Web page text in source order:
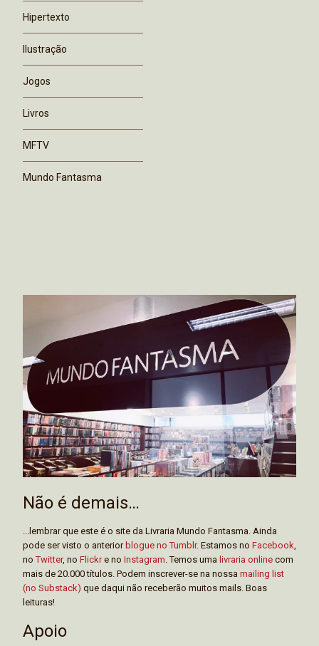
Hipertexto
Ilustração
Jogos
Livros
MFTV
Mundo Fantasma
Não é demais…
...lembrar que este é o site da Livraria Mundo Fantasma. Ainda
pode ser visto o anteriorblogue no Tumblr. Estamos no Facebook
noTwitter, no Flickre no Instagram . Temos uma livraria online com
mais de 20.000 títulos. Podem inscrever-se na nossa mailing list
(no Substack) que daqui não receberão muitos mails. Boas
leituras!
Apoio